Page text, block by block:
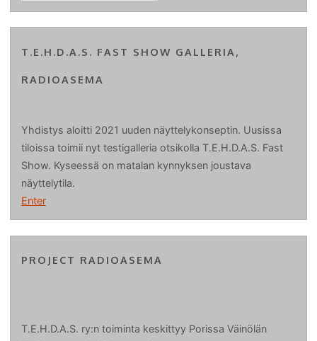
T.E.H.D.A.S. FAST SHOW GALLERIA,
RADIOASEMA
Yhdistys aloitti 2021 uuden näyttelykonseptin. Uusissa
tiloissa toimii nyt testigalleria otsikolla T.E.H.D.A.S. Fast
Show. Kyseessä on matalan kynnyksen joustava
näyttelytila.
Enter
PROJECT RADIOASEMA
T.E.H.D.A.S. ry:n toiminta keskittyy Porissa Väinölän